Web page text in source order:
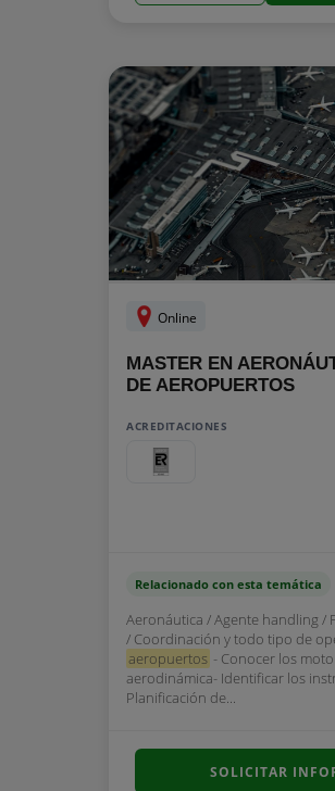
Online
MASTER EN
DE AEROPUERTOS
ACREDITACIONES
Relacionado con esta temática
Aeronáutica / Agente handling /
/ Coordinación y todo tipo de
aeropuertos - Conocer los
aerodinámica- Identificar los
Planificación de...
SOLICITAR